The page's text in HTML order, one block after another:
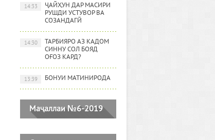
ҶАЙҲУН ДАР МАСИРИ
РУШДИ УСТУВОР ВА
СОЗАНДАГӢ
14:33
ТАРБИЯРО АЗ КАДОМ
СИННУ СОЛ БОЯД
ОҒОЗ КАРД?
14:30
БОНУИ МАТИНИРОДА
13:39
Маҷаллаи №6-2019